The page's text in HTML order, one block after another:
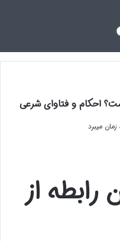
احکام و فتاوای شرعی
رابطه از